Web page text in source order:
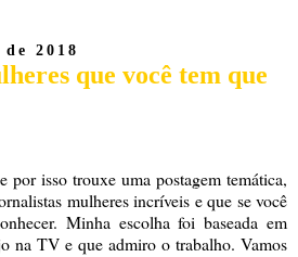
2018
que você tem que
por isso trouxe uma postagem temática,
mulheres incríveis e que se você
Minha escolha foi baseada em
na TV e que admiro o trabalho. Vamos